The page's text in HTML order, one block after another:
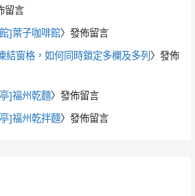
留言
]葉子咖啡館〉發佈留言
結窗格，如何同時鎖定多欄及多列〉發佈
]福州乾麵〉發佈留言
]福州乾拌麵〉發佈留言